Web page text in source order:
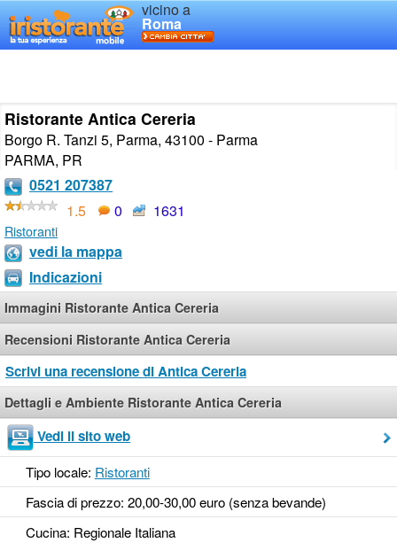
vicino a
Roma
Ristorante Antica Cereria
Borgo R. Tanzi 5, Parma, 43100 - Parma
PARMA, PR
0521 207387
1.5
0 1631
Ristoranti
vedi la mappa
Indicazioni
Immagini Ristorante Antica Cereria
Recensioni Ristorante Antica Cereria
Scrivi una recensione di Antica Cereria
Dettagli e Ambiente Ristorante Antica Cereria
Vedi il sito web
Tipo locale: Ristoranti
Fascia di prezzo: 20,00-30,00 euro (senza bevande)
Cucina: Regionale Italiana